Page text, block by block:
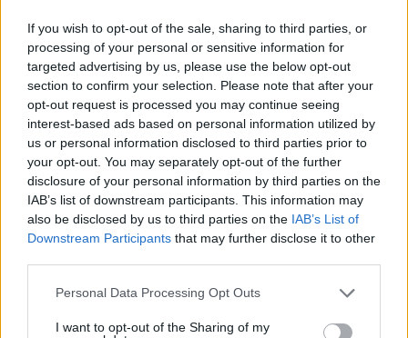
If you wish to opt-out of the sale, sharing to third parties, or
processing of your personal or sensitive information for
targeted advertising by us, please use the below opt-out
section to confirm your selection. Please note that after your
opt-out request is processed you may continue seeing
interest-based ads based on personal information utilized by
us or personal information disclosed to third parties prior to
your opt-out. You may separately opt-out of the further
disclosure of your personal information by third parties on the
IAB’s list of downstream participants. This information may
also be disclosed by us to third parties on the IAB’s List of
Downstream Participants that may further disclose it to other
Please note that this website/app uses one or more Google
not limited to your visit or usage behaviour. You may click to
Personal Data Processing Opt Outs
I want to opt-out of the Sharing of my
Συνεδρίασε η Επιτροπή Εκτίμησης Κινδύνου λόγω των
υψηλών θερμοκρασιών και της ενίσχυσης των ανέμων
Υπουργείο Υγείας: Στέλνει μήνυμα για ασφαλή
κολύμβηση στους άνω των 60 – 284 θάνατοι από πνιγμό
πέρυσι
πριν 11 λεπτά
ΠΑΟΚ: Βρήκε στον δικό του… εκτελεστή τον νέο του
φορ
πριν 11 λεπτά
Η επιστήμη πίσω από την τέλεια μαρμελάδα σύκο
πριν 12 λεπτά
Ένα παλιό βίντεο με τις χορευτικές ικανότητες του Tom